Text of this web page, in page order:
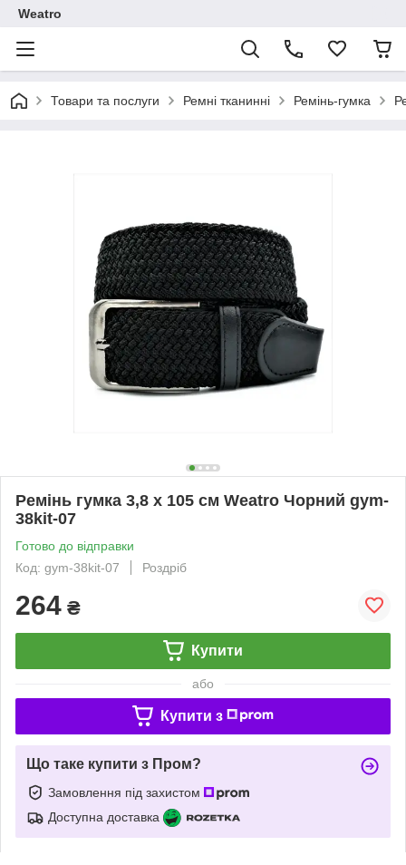
Weatro
Товари та послуги Ремні тканинні Ремінь-гумка
Ремінь гумка 3,8 х 105 см Weatro Чорний gym-
38kit-07
Готово до відправки
Код: gym-38kit-07
Роздріб
264 ₴
Купити
або
Купити з
Що таке купити з Пром?
Замовлення під захистом
Доступна доставка